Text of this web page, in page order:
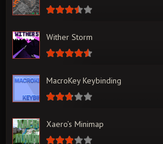
Wither Storm
MacroKey Keybinding
Xaero’s Minimap